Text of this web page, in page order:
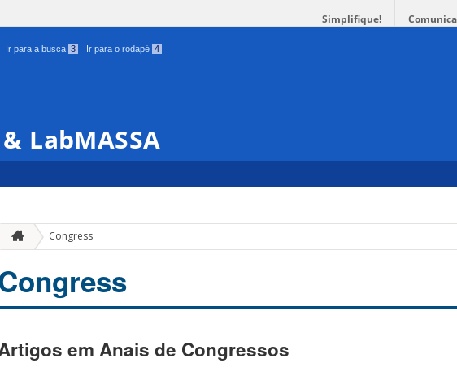
Simplifique!
Ir para a busca 3 Ir para o rodapé 4
LabMASSA
Congress
em Anais de Congressos